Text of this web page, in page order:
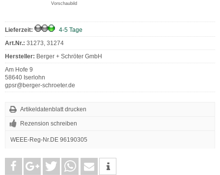
Vorschaubild
Lieferzeit:
4-5 Tage
Art.Nr.: 31273, 31274
Hersteller: Berger + Schröter GmbH
Am Hofe 9
58640 Iserlohn
gpsr@berger-schroeter.de
Artikeldatenblatt drucken
Rezension schreiben
WEEE-Reg-Nr.DE 96190305